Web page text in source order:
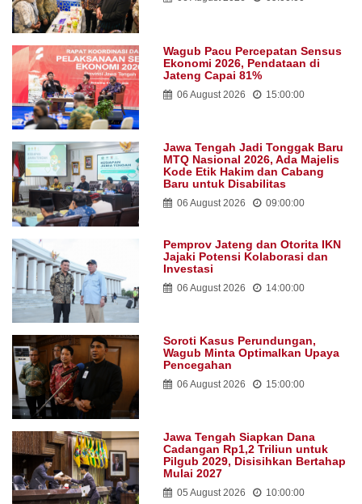
Wagub Pacu Percepatan Sensus
Ekonomi 2026, Pendataan di
Jateng Capai 81%
06 August 2026 15:00:00
Jawa Tengah Jadi Tonggak Baru
MTQ Nasional 2026, Ada Majelis
Kode Etik Hakim dan Cabang
Baru untuk Disabilitas
06 August 2026 09:00:00
Pemprov Jateng dan Otorita IKN
Jajaki Potensi Kolaborasi dan
Investasi
06 August 2026 14:00:00
Soroti Kasus Perundungan,
Wagub Minta Optimalkan Upaya
Pencegahan
06 August 2026 15:00:00
Jawa Tengah Siapkan Dana
Cadangan Rp1,2 Triliun untuk
Pilgub 2029, Disisihkan Bertahap
Mulai 2027
05 August 2026 10:00:00